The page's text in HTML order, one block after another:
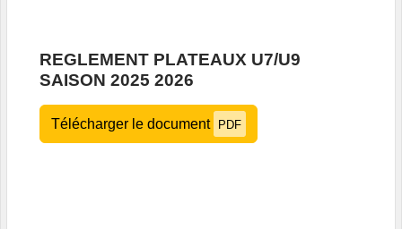
REGLEMENT PLATEAUX U7/U9
SAISON 2025 2026
Télécharger le document PDF